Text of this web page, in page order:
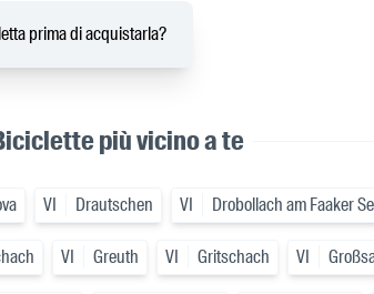
prima di acquistarla?
più vicino a te
VI Drautschen VI Drobollach am Faaker
VI Greuth VI Gritschach VI